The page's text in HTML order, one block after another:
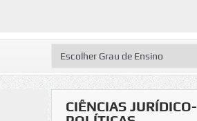
CIÊNCIAS JURÍDICO-